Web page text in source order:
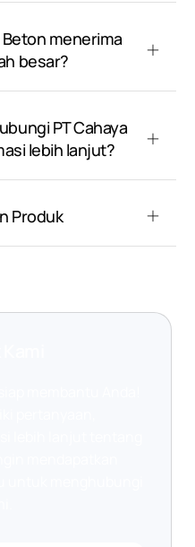
Beton menerima
besar?
PT Cahaya
lebih lanjut?
Produk